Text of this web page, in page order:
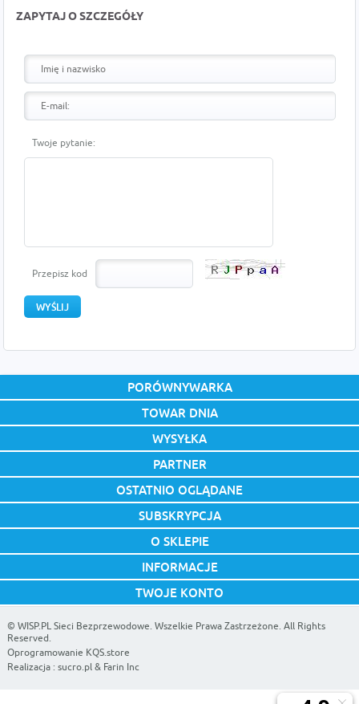
ZAPYTAJ O SZCZEGÓŁY
Twoje pytanie:
Przepisz kod
PORÓWNYWARKA
TOWAR DNIA
WYSYŁKA
PARTNER
OSTATNIO OGLĄDANE
SUBSKRYPCJA
O SKLEPIE
INFORMACJE
TWOJE KONTO
© WISP.PL Sieci Bezprzewodowe. Wszelkie Prawa Zastrzeżone. All Rights
Reserved.
Oprogramowanie KQS.store
Realizacja : sucro.pl& Farin Inc